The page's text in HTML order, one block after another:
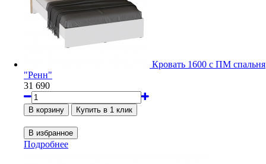
Кровать 1600 с ПМ спальня
"Ренн"
31 690
Подробнее